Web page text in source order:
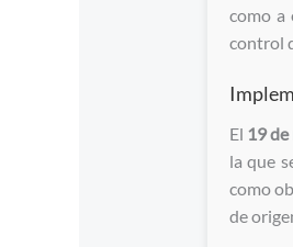
como a
control
El 19
la que
como
de